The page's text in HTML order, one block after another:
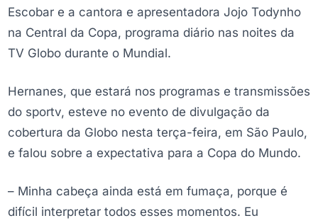
Escobar e a cantora e apresentadora Jojo Todynho
na Central da Copa, programa diário nas noites da
TV Globo durante o Mundial.
Hernanes, que estará nos programas e transmissões
do sportv, esteve no evento de divulgação da
cobertura da Globo nesta terça-feira, em São Paulo,
e falou sobre a expectativa para a Copa do Mundo.
– Minha cabeça ainda está em fumaça, porque é
difícil interpretar todos esses momentos. Eu